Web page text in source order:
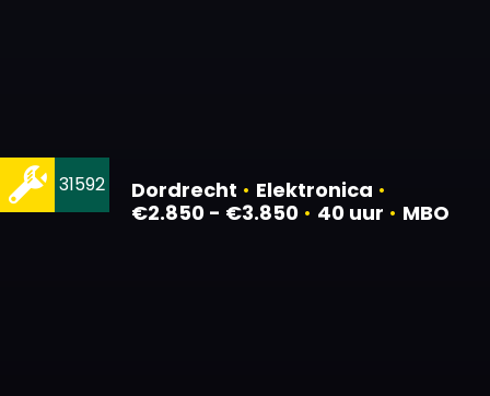
Dordrecht • Elektronica •
€2.850 - €3.850 • 40 uur • MBO
31592